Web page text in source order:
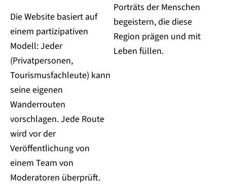
Die Website basiert auf
einem partizipativen
Modell: Jeder
(Privatpersonen,
Tourismusfachleute) kann
seine eigenen
Wanderrouten
vorschlagen. Jede Route
wird vor der
Veröffentlichung von
einem Team von
Moderatoren überprüft.
Porträts der Menschen
begeistern, die diese
Region prägen und mit
Leben füllen.